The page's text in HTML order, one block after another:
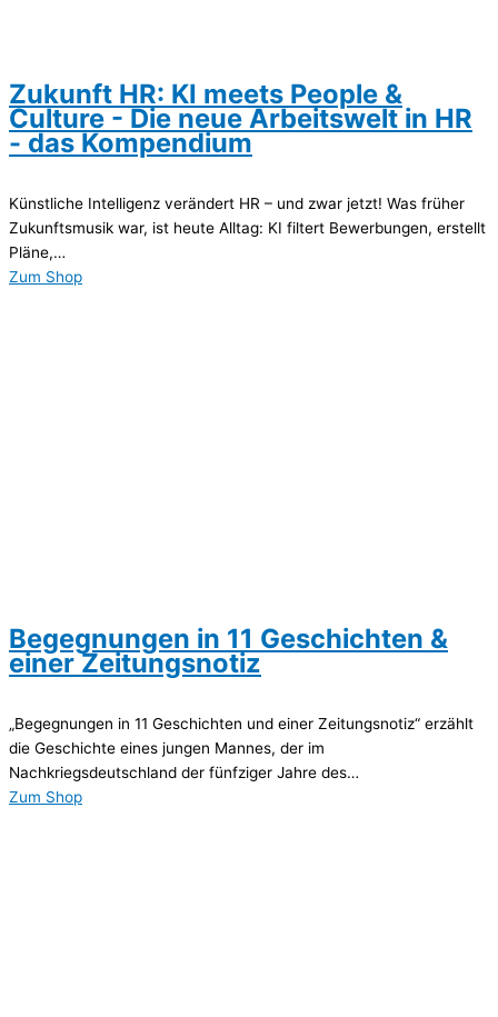
Zukunft HR: KI meets People &
Culture - Die neue Arbeitswelt in HR
- das Kompendium
Künstliche Intelligenz verändert HR – und zwar jetzt! Was früher
Zukunftsmusik war, ist heute Alltag: KI filtert Bewerbungen, erstellt
Pläne,…
Zum Shop
Begegnungen in 11 Geschichten &
einer Zeitungsnotiz
„Begegnungen in 11 Geschichten und einer Zeitungsnotiz“ erzählt
die Geschichte eines jungen Mannes, der im
Nachkriegsdeutschland der fünfziger Jahre des…
Zum Shop